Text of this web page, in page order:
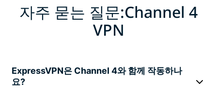
자주 묻는 질문:Channel 4
VPN
ExpressVPN은 Channel 4와 함께 작동하나
요?